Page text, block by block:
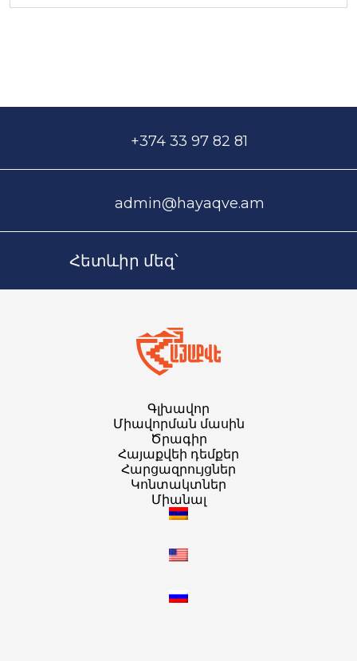
+374 33 97 82 81
admin@hayaqve.am
Հետևիր մեզ՝
Գլխավոր
Միավորման մասին
Ծրագիր
Հայաքվեի դեմքեր
Հարցազրույցներ
Կոնտակտներ
Միանալ